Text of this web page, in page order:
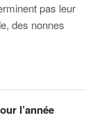
pas leur
des nonnes
l’année